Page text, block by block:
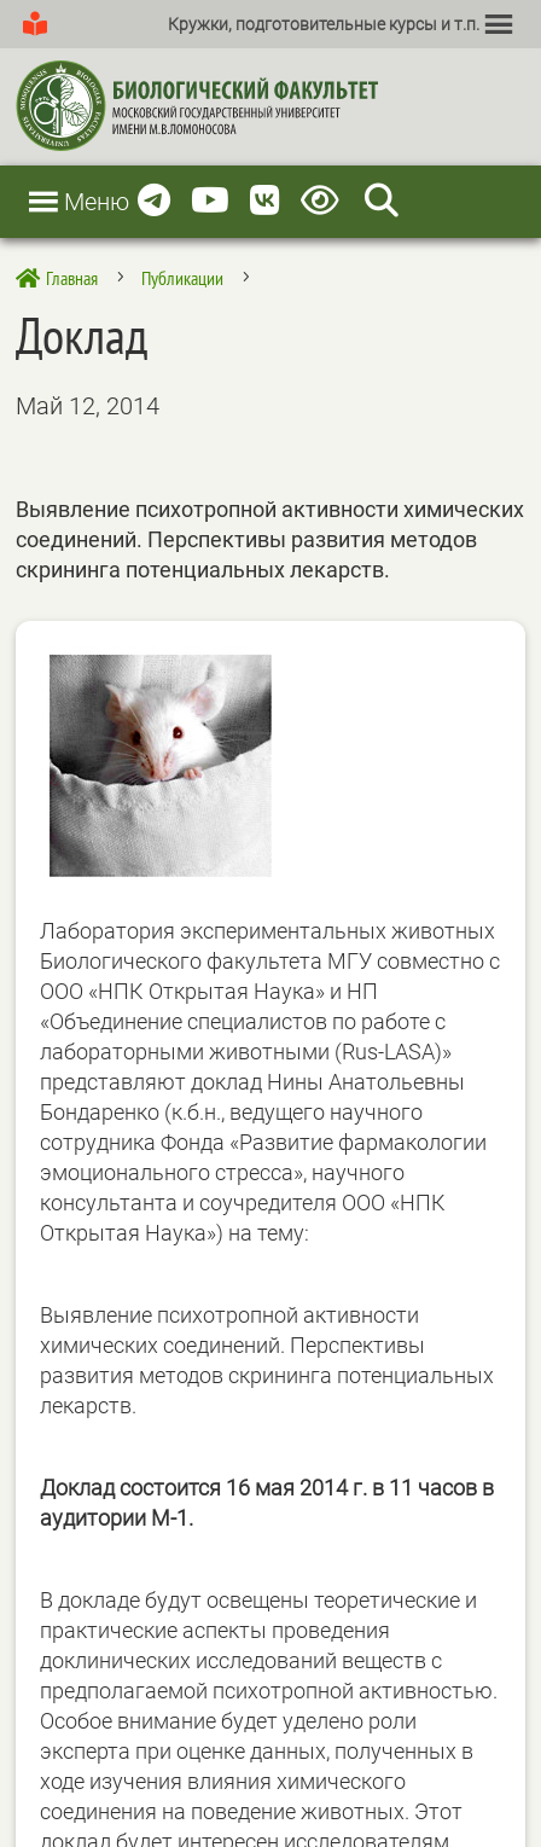
Кружки, подготовительные курсы и т.п.
Меню
 Главная 5 Публикации 5
Доклад
Май 12, 2014
Выявление психотропной активности химических
соединений. Перспективы развития методов
скрининга потенциальных лекарств.
Лаборатория экспериментальных животных
Биологического факультета МГУ совместно с
ООО «НПК Открытая Наука» и НП
«Объединение специалистов по работе с
лабораторными животными (Rus-LASA)»
представляют доклад Нины Анатольевны
Бондаренко (к.б.н., ведущего научного
сотрудника Фонда «Развитие фармакологии
эмоционального стресса», научного
консультанта и соучредителя ООО «НПК
Открытая Наука») на тему:
Выявление психотропной активности
химических соединений. Перспективы
развития методов скрининга потенциальных
лекарств.
Доклад состоится 16 мая 2014 г. в 11 часов в
аудитории М-1.
В докладе будут освещены теоретические и
практические аспекты проведения
доклинических исследований веществ с
предполагаемой психотропной активностью.
Особое внимание будет уделено роли
эксперта при оценке данных, полученных в
ходе изучения влияния химического
соединения на поведение животных. Этот
доклад будет интересен исследователям,